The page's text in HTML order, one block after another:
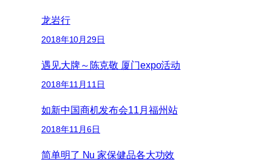
龙岩行
2018年10月29日
遇见大牌～陈克敬 厦门expo活动
2018年11月11日
如新中国商机发布会11月福州站
2018年11月6日
简单明了 Nu 家保健品各大功效